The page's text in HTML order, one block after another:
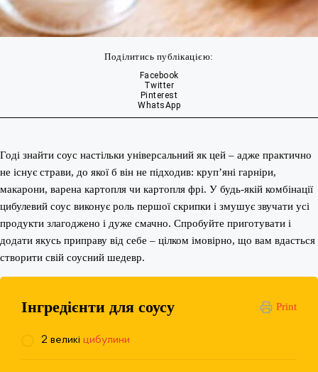
Поділитись публікацією:
Facebook
Twitter
Pinterest
WhatsApp
Годі знайти соус настільки універсальний як цей – адже практично
не існує страви, до якої б він не підходив: круп’яні гарніри,
макарони, варена картопля чи картопля фрі. У будь-якій комбінації
цибулевий соус виконує роль першої скрипки і змушує звучати усі
продукти злагоджено і дуже смачно. Спробуйте приготувати і
додати якусь приправу від себе – цілком імовірно, що вам вдасться
створити свій соусний шедевр.
Print
Інгредієнти для соусу
2 великі цибулини